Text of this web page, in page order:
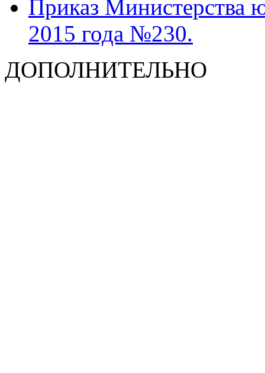
Приказ Министерства
2015 года №230.
ДОПОЛНИТЕЛЬНО